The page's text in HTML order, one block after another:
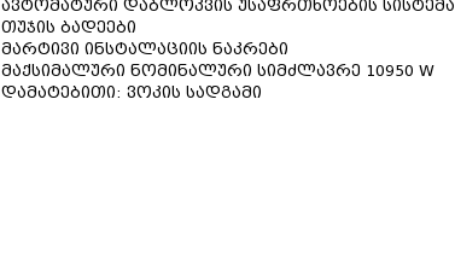
ავტომატური დაბლოკვის უსაფრთხოების სისტემა
თუჯის ბადეები
მარტივი ინსტალაციის ნაკრები
მაქსიმალური ნომინალური სიმძლავრე 10950 W
დამატებითი: ვოკის სადგამი